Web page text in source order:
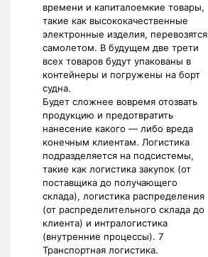
времени и капиталоемкие товары,
такие как высококачественные
электронные изделия, перевозятся
самолетом. В будущем две трети
всех товаров будут упакованы в
контейнеры и погружены на борт
судна.
Будет сложнее вовремя отозвать
продукцию и предотвратить
нанесение какого — либо вреда
конечным клиентам. Логистика
подразделяется на подсистемы,
такие как логистика закупок (от
поставщика до получающего
склада), логистика распределения
(от распределительного склада до
клиента) и интралогистика
(внутренние процессы). 7
Транспортная логистика.